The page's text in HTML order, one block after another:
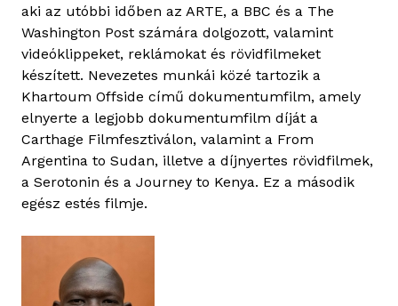
aki az utóbbi időben az ARTE, a BBC és a The
Washington Post számára dolgozott, valamint
videóklippeket, reklámokat és rövidfilmeket
készített. Nevezetes munkái közé tartozik a
Khartoum Offside című dokumentumfilm, amely
elnyerte a legjobb dokumentumfilm díját a
Carthage Filmfesztiválon, valamint a From
Argentina to Sudan, illetve a díjnyertes rövidfilmek,
a Serotonin és a Journey to Kenya. Ez a második
egész estés filmje.